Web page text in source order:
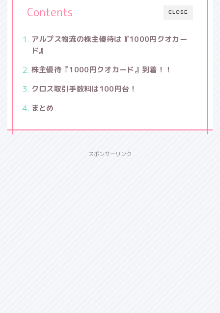
CLOSE
Contents
アルプス物流の株主優待は『1000円クオカー
ド』
株主優待『1000円クオカード』到着！！
クロス取引手数料は100円台！
まとめ
スポンサーリンク